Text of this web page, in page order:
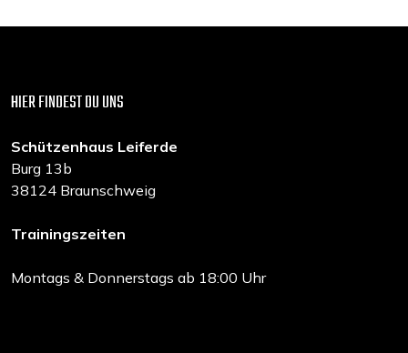
HIER FINDEST DU UNS
Schützenhaus Leiferde
Burg 13b
38124 Braunschweig
Trainingszeiten
Montags & Donnerstags ab 18:00 Uhr